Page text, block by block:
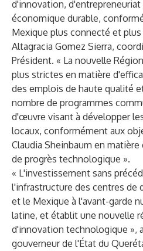
d'innovation,
économique durable,
Mexique plus connecté et
Altagracia Gomez Sierra,
Président. « La nouvelle
plus strictes en matière
des emplois de haute qualité
nombre de programmes
d'œuvre visant à développer
locaux, conformément aux
Claudia Sheinbaum en
de progrès technologique ».
« L'investissement sans
l'infrastructure des centres de
et le Mexique à l'avant-garde
latine, et établit une nouvelle
d'innovation technologique »,
gouverneur de l'État du